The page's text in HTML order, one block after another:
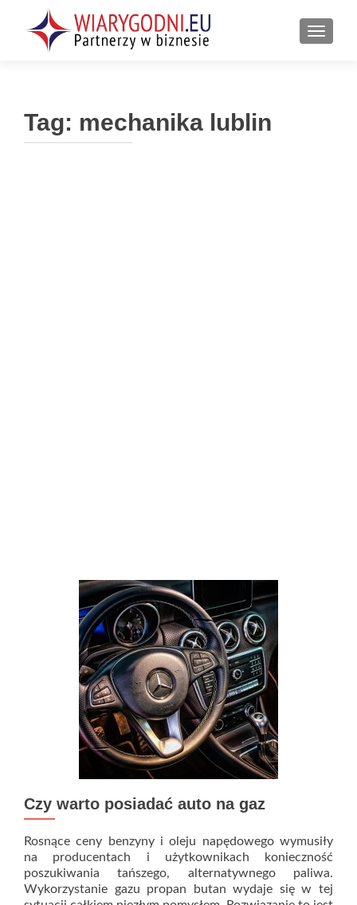
Tag: mechanika lublin
Czy warto posiadać auto na gaz
Rosnące ceny benzyny i oleju napędowego wymusiły
na producentach i użytkownikach konieczność
poszukiwania tańszego, alternatywnego paliwa.
Wykorzystanie gazu propan butan wydaje się w tej